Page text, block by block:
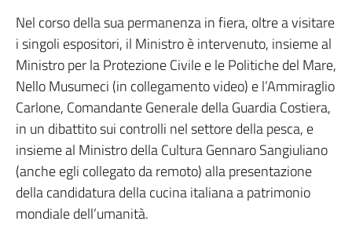
Nel corso della sua permanenza in fiera, oltre a visitare
i singoli espositori, il Ministro è intervenuto, insieme al
Ministro per la Protezione Civile e le Politiche del Mare,
Nello Musumeci (in collegamento video) e l’Ammiraglio
Carlone, Comandante Generale della Guardia Costiera,
in un dibattito sui controlli nel settore della pesca, e
insieme al Ministro della Cultura Gennaro Sangiuliano
(anche egli collegato da remoto) alla presentazione
della candidatura della cucina italiana a patrimonio
mondiale dell’umanità.